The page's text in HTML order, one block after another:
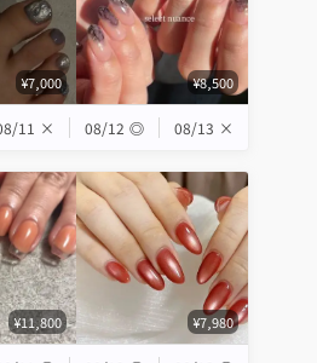
¥7,000 ¥8,500
11 × 08/12 ◎ 08/13 ×
¥11,800 ¥7,980